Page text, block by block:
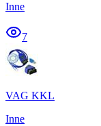
Inne
7
VAG KKL
Inne